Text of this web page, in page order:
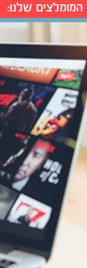
המומלצים שלנו: